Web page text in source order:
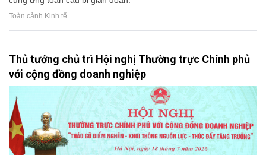
Toàn cảnh Kinh tế
Thủ tướng chủ trì Hội nghị Thường trực Chính phủ
với cộng đồng doanh nghiệp